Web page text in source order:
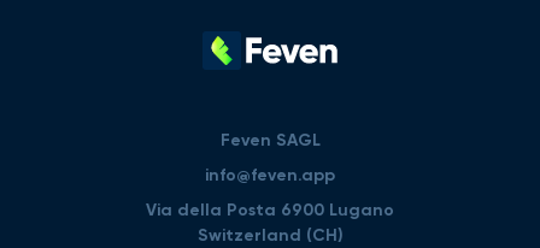
Feven SAGL
info@feven.app
Via della Posta 6900 Lugano
Switzerland (CH)